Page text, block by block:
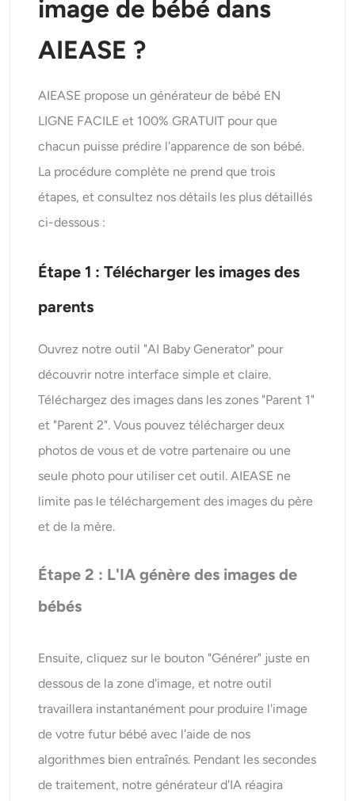
image de bébé dans
AIEASE ?
AIEASE propose un générateur de bébé EN
LIGNE FACILE et 100% GRATUIT pour que
chacun puisse prédire l'apparence de son bébé.
La procédure complète ne prend que trois
étapes, et consultez nos détails les plus détaillés
ci-dessous :
Étape 1 : Télécharger les images des
parents
Ouvrez notre outil "AI Baby Generator" pour
découvrir notre interface simple et claire.
Téléchargez des images dans les zones "Parent 1"
et "Parent 2". Vous pouvez télécharger deux
photos de vous et de votre partenaire ou une
seule photo pour utiliser cet outil. AIEASE ne
limite pas le téléchargement des images du père
et de la mère.
Étape 2 : L'IA génère des images de
bébés
Ensuite, cliquez sur le bouton "Générer" juste en
dessous de la zone d'image, et notre outil
travaillera instantanément pour produire l'image
de votre futur bébé avec l'aide de nos
algorithmes bien entraînés. Pendant les secondes
de traitement, notre générateur d'IA réagira